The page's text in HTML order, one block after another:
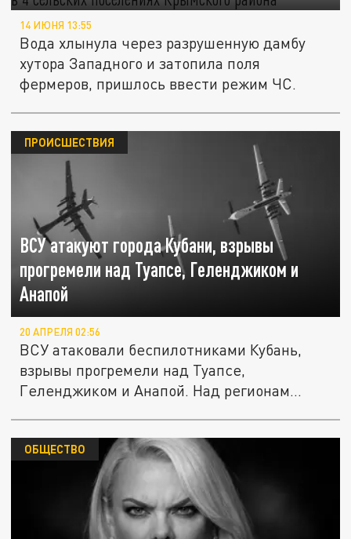
14 ИЮНЯ 13:55
Вода хлынула через разрушенную дамбу
хутора Западного и затопила поля
фермеров, пришлось ввести режим ЧС.
ВСУ атакуют города Кубани, взрывы
прогремели над Туапсе, Геленджиком и
Анапой
ПРОИСШЕСТВИЯ
20 АПРЕЛЯ 02:56
ВСУ атаковали беспилотниками Кубань,
взрывы прогремели над Туапсе,
Геленджиком и Анапой. Над регионам...
ОБЩЕСТВО